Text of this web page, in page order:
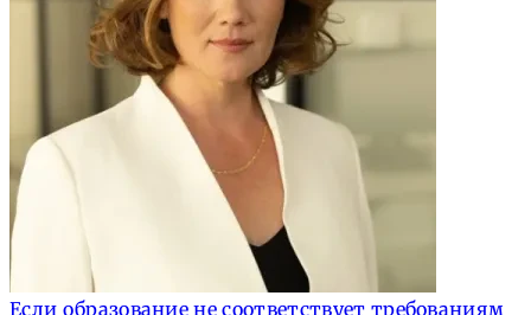
Если образование не соответствует требованиям